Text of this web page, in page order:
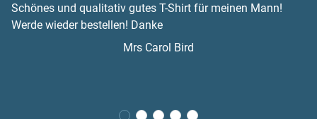
Schönes und qualitativ gutes T-Shirt für meinen Mann!
Werde wieder bestellen! Danke
Mrs Carol Bird